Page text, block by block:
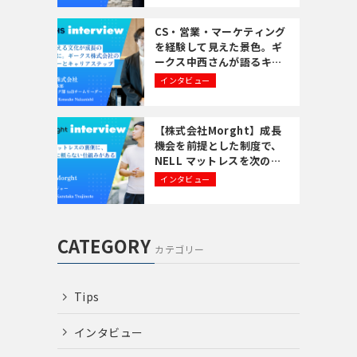
CS・営業・マーケティング
を経験して見えた景色。ギ
ークス中西さんが語るキャ
リアの歩み方
インタビュー
【株式会社Morght】成長
機会を前提とした制度で、
NELL マットレスを次のフ
ェーズへ。
インタビュー
CATEGORY カテゴリー
Tips
インタビュー